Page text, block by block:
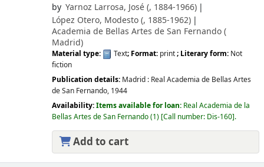
by Yarnoz Larrosa, José (, 1884-1966)
López Otero, Modesto (, 1885-1962)
Academia de Bellas Artes de San Fernando (
Madrid)
Material type: Text; Format: print; Literary form: Not
fiction
Publication details: Madrid : Real Academia de Bellas Artes
de San Fernando, 1944
Availability:Items available for loan: Real Academia de la
Bellas Artes de San Fernando(1) Call number: Dis-160 .
Add to cart